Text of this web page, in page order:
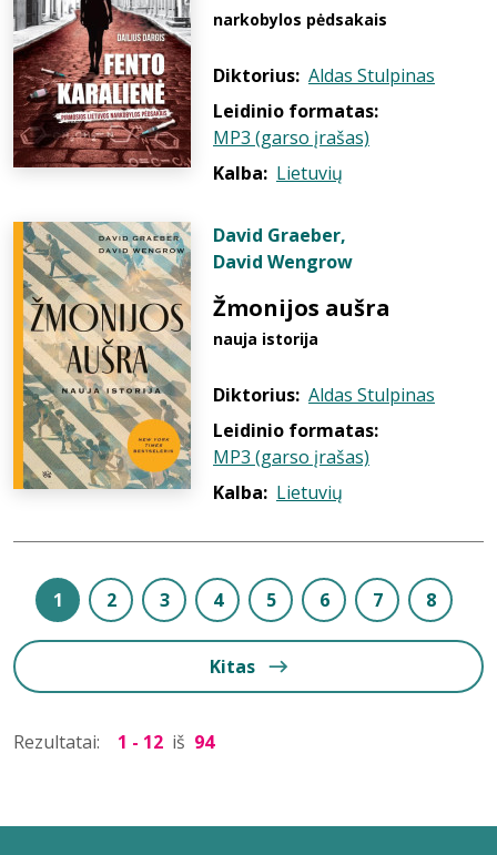
narkobylos pėdsakais
Diktorius: Aldas Stulpinas
Leidinio formatas:
MP3 (garso įrašas)
Kalba: Lietuvių
David Graeber,
David Wengrow
Žmonijos aušra
nauja istorija
Diktorius: Aldas Stulpinas
Leidinio formatas:
MP3 (garso įrašas)
Kalba: Lietuvių
1 2 3 4 5 6 7 8
Kitas
Rezultatai: 1 - 12 iš 94